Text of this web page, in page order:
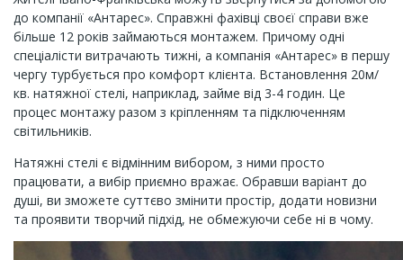
до компанії «Антарес». Справжні фахівці своєї справи вже
більше 12 років займаються монтажем. Причому одні
спеціалісти витрачають тижні, а компанія «Антарес» в першу
чергу турбується про комфорт клієнта. Встановлення 20м/
кв. натяжної стелі, наприклад, займе від 3-4 годин. Це
процес монтажу разом з кріпленням та підключенням
світильників.
Натяжні стелі є відмінним вибором, з ними просто
працювати, а вибір приємно вражає. Обравши варіант до
душі, ви зможете суттєво змінити простір, додати новизни
та проявити творчий підхід, не обмежуючи себе ні в чому.